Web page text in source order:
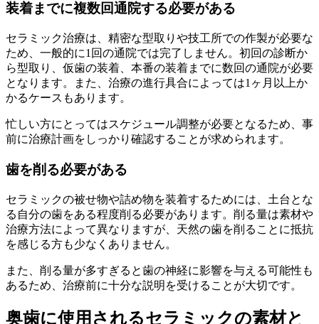
装着までに複数回通院する必要がある
セラミック治療は、精密な型取りや技工所での作製が必要な
ため、一般的に1回の通院では完了しません。初回の診断か
ら型取り、仮歯の装着、本番の装着までに数回の通院が必要
となります。また、治療の進行具合によっては1ヶ月以上か
かるケースもあります。
忙しい方にとってはスケジュール調整が必要となるため、事
前に治療計画をしっかり確認することが求められます。
歯を削る必要がある
セラミックの被せ物や詰め物を装着するためには、土台とな
る自分の歯をある程度削る必要があります。削る量は素材や
治療方法によって異なりますが、天然の歯を削ることに抵抗
を感じる方も少なくありません。
また、削る量が多すぎると歯の神経に影響を与える可能性も
あるため、治療前に十分な説明を受けることが大切です。
奥歯に使用されるセラミックの素材と